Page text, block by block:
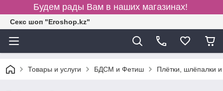
Будем рады Вам в наших магазинах!
Секс шоп "Eroshop.kz"
Товары и услуги БДСМ и Фетиш Плётки, шлёпалки и